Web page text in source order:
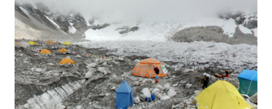
कम्पिटिसन सकिएपछि युट्युबको कुनै अर्थ नभएको गुगलले जनाएकोछ
। Watch Video: Google to shutdown YouTube Bye bye
YouTube. युट्युबमा ‘पोस्ट’ गरिएका भिडियोहरु मध्येबाट उत्कृष्ट
भिडियो छानेर पुरस्कृत गरिने भएकोछ । त्यसका लागि युट्युबले चलचित्र
समिक्षक, युट्युब प्रयोगकर्ताहरू, युट्युब सेलिब्रेटिहरु आदि रहेको